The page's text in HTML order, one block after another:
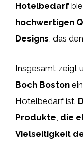
Hotelbedarf
hochwertigen
Designs, das
Insgesamt zeigt
Boch Boston
Hotelbedarf ist.
Produkte die
Vielseitigkeit